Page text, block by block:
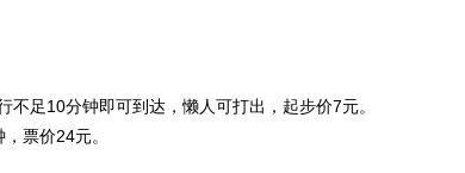
足10分钟即可到达，懒人可打出，起步价7元。
票价24元。